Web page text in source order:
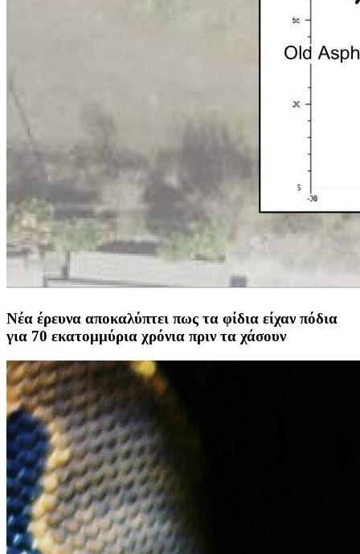
Νέα έρευνα αποκαλύπτει πως τα φίδια είχαν πόδια
για 70 εκατομμύρια χρόνια πριν τα χάσουν